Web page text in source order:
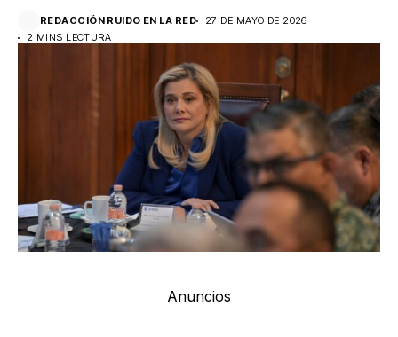
REDACCIÓN RUIDO EN LA RED
27 DE MAYO DE 2026
2 MINS LECTURA
Anuncios